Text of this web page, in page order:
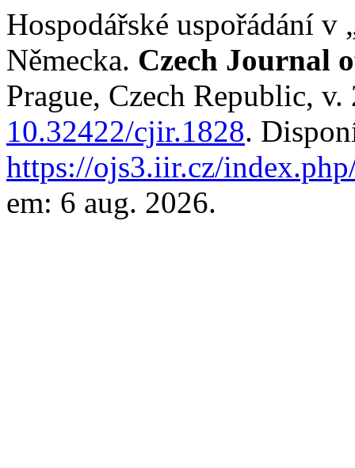
Hospodářské uspořádání
Německa. Czech Journal
Prague, Czech Republic,
10.32422/cjir.1828.
https://ojs3.iir.cz/
em: 6 aug. 2026.